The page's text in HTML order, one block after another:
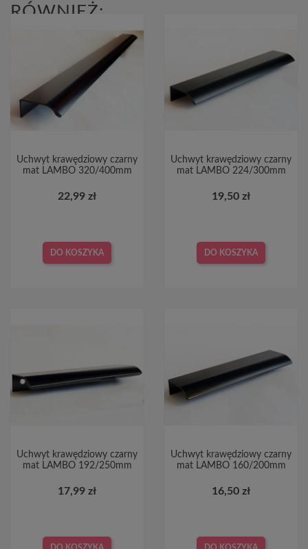
RÓWNIEŻ:
Uchwyt krawędziowy czarny
mat LAMBO 320/400mm
22,99 zł
DO KOSZYKA
Uchwyt krawędziowy czarny
mat LAMBO 224/300mm
19,50 zł
DO KOSZYKA
Uchwyt krawędziowy czarny
mat LAMBO 192/250mm
17,99 zł
Uchwyt krawędziowy czarny
mat LAMBO 160/200mm
16,50 zł